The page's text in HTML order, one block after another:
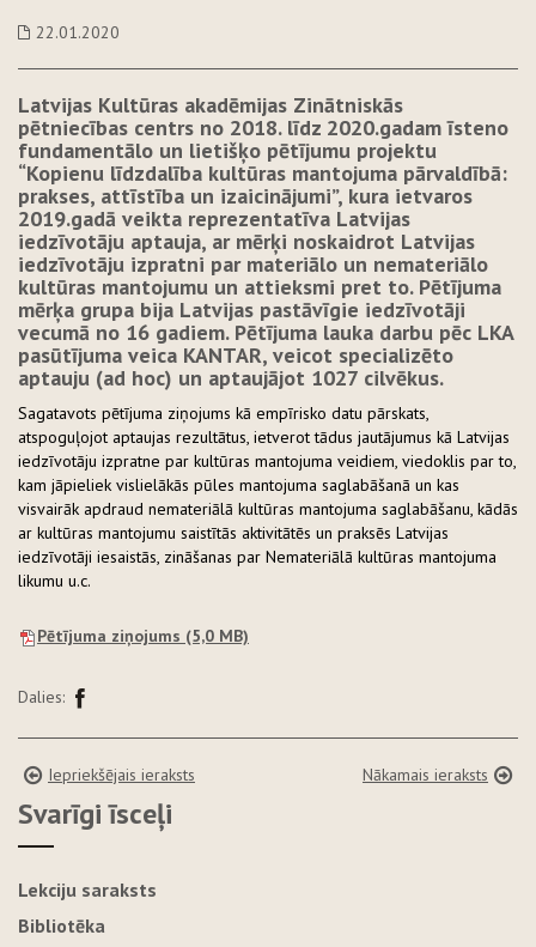
22.01.2020
Latvijas Kultūras akadēmijas Zinātniskās
pētniecības centrs no 2018. līdz 2020.gadam īsteno
fundamentālo un lietišķo pētījumu projektu
“Kopienu līdzdalība kultūras mantojuma pārvaldībā:
prakses, attīstība un izaicinājumi”, kura ietvaros
2019.gadā veikta reprezentatīva Latvijas
iedzīvotāju aptauja, ar mērķi noskaidrot Latvijas
iedzīvotāju izpratni par materiālo un nemateriālo
kultūras mantojumu un attieksmi pret to. Pētījuma
mērķa grupa bija Latvijas pastāvīgie iedzīvotāji
vecumā no 16 gadiem. Pētījuma lauka darbu pēc LKA
pasūtījuma veica KANTAR, veicot specializēto
aptauju (ad hoc) un aptaujājot 1027 cilvēkus.
Sagatavots pētījuma ziņojums kā empīrisko datu pārskats,
atspoguļojot aptaujas rezultātus, ietverot tādus jautājumus kā Latvijas
iedzīvotāju izpratne par kultūras mantojuma veidiem, viedoklis par to,
kam jāpieliek vislielākās pūles mantojuma saglabāšanā un kas
visvairāk apdraud nemateriālā kultūras mantojuma saglabāšanu, kādās
ar kultūras mantojumu saistītās aktivitātēs un praksēs Latvijas
iedzīvotāji iesaistās, zināšanas par Nemateriālā kultūras mantojuma
likumu u.c.
Pētījuma ziņojums (5,0 MB)
Dalies:
Iepriekšējais ieraksts Nākamais ieraksts
Svarīgi īsceļi
Lekciju saraksts
Bibliotēka